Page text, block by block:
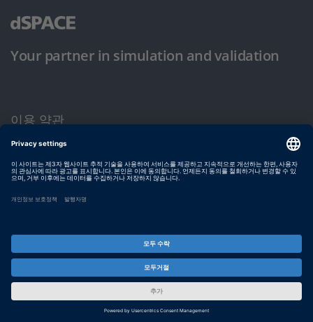
Your partner in simulation and validation
이용 약관
개인정보 보호정책
발행자 정보
© dSPACE